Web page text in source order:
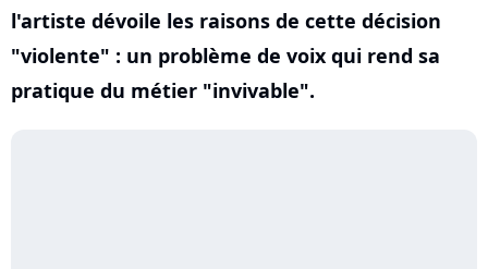
l'artiste dévoile les raisons de cette décision
"violente" : un problème de voix qui rend sa
pratique du métier "invivable".